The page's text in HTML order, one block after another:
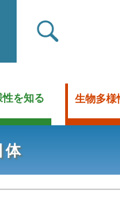
を知る 生物多様
体